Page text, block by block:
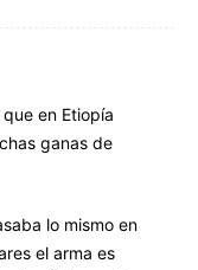
en Etiopía
ganas de
lo mismo en
el arma es